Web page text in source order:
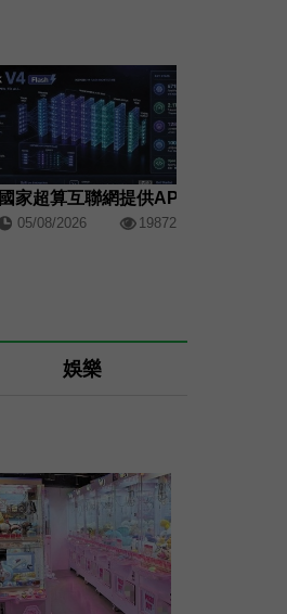
國家超算互聯網提供API服務
05/08/2026 19872
娛樂